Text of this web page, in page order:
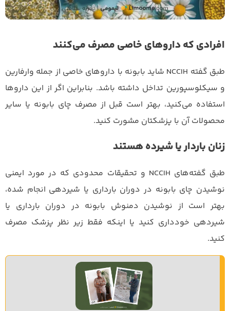
افرادی که داروهای خاصی مصرف می‌کنند
طبق گفته NCCIH شاید بابونه با داروهای خاصی از جمله وارفارین
و سیکلوسپورین تداخل داشته باشد. بنابراین اگر از این داروها
استفاده می‌کنید، بهتر است قبل از مصرف چای بابونه یا سایر
محصولات آن با پزشکتان مشورت کنید.
زنان باردار یا شیرده هستند
طبق گفته‌های NCCIH و تحقیقات محدودی که در مورد ایمنی
نوشیدن چای بابونه در دوران بارداری یا شیردهی انجام شده،
بهتر است از نوشیدن دمنوش بابونه در دوران بارداری یا
شیردهی خودداری کنید یا اینکه فقط زیر نظر پزشک مصرف
کنید.